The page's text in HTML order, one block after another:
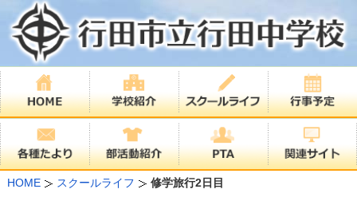
HOME スクールライフ 修学旅行2日目